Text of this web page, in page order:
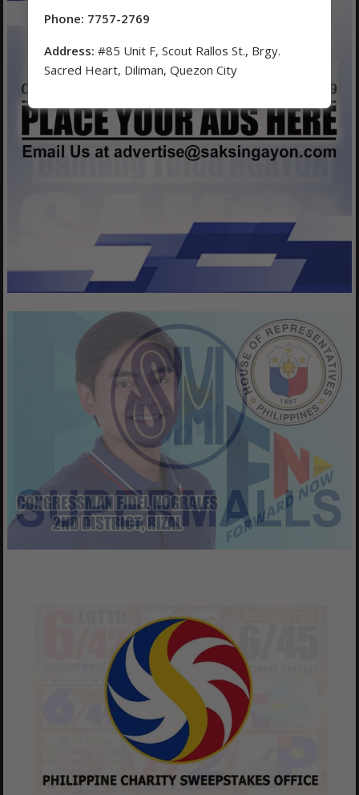
Phone: 7757-2769
Address: #85 Unit F, Scout Rallos St., Brgy.
Sacred Heart, Diliman, Quezon City